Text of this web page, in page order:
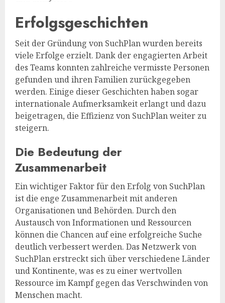
Erfolgsgeschichten
Seit der Gründung von SuchPlan wurden bereits
viele Erfolge erzielt. Dank der engagierten Arbeit
des Teams konnten zahlreiche vermisste Personen
gefunden und ihren Familien zurückgegeben
werden. Einige dieser Geschichten haben sogar
internationale Aufmerksamkeit erlangt und dazu
beigetragen, die Effizienz von SuchPlan weiter zu
steigern.
Die Bedeutung der
Zusammenarbeit
Ein wichtiger Faktor für den Erfolg von SuchPlan
ist die enge Zusammenarbeit mit anderen
Organisationen und Behörden. Durch den
Austausch von Informationen und Ressourcen
können die Chancen auf eine erfolgreiche Suche
deutlich verbessert werden. Das Netzwerk von
SuchPlan erstreckt sich über verschiedene Länder
und Kontinente, was es zu einer wertvollen
Ressource im Kampf gegen das Verschwinden von
Menschen macht.